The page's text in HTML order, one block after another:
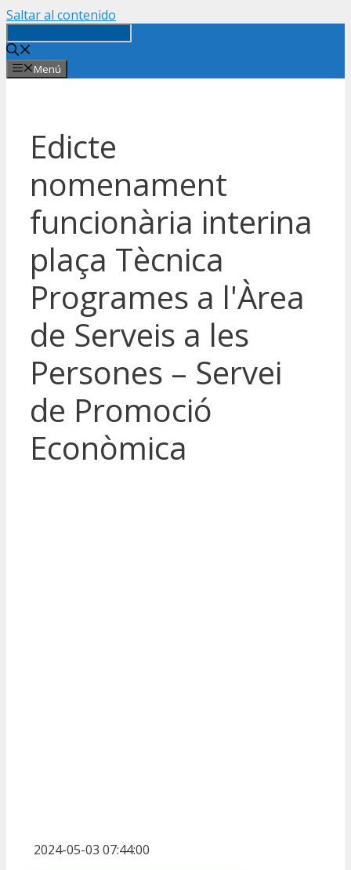
Saltar al contenido
Menú
Edicte
nomenament
funcionària interina
plaça Tècnica
Programes a l'Àrea
de Serveis a les
Persones – Servei
de Promoció
Econòmica
2024-05-03 07:44:00